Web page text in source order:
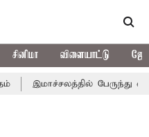
சினிமா விளையாட்டு
இமாச்சலத்தில் பேருந்து